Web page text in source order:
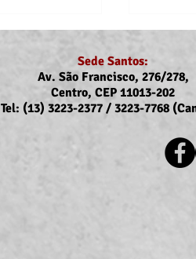
Sede Santos:
Av. São Francisco, 276/278,
Centro, CEP 11013-202
Tel: (13) 3223-2377 / 3223-7768